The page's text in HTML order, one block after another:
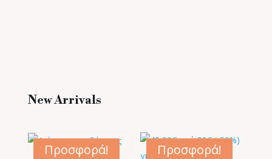
New Arrivals
Προσφορά!
Προσφορά!